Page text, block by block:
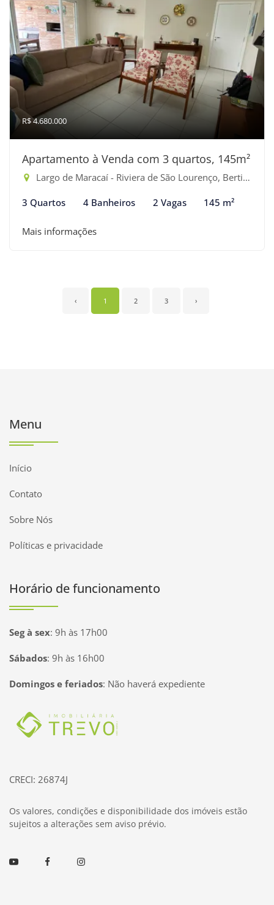
R$ 4.680.000
Apartamento à Venda com 3 quartos, 145m²
Largo de Maracaí - Riviera de São Lourenço, Bertioga-SP
3 Quartos 4 Banheiros 2 Vagas 145 m²
Mais informações
‹ 1 2 3 ›
Menu
Início
Contato
Sobre Nós
Políticas e privacidade
Horário de funcionamento
Seg à sex: 9h às 17h00
Sábados: 9h às 16h00
Domingos e feriados: Não haverá expediente
Página inicial
CRECI: 26874J
Os valores, condições e disponibilidade dos imóveis estão
sujeitos a alterações sem aviso prévio.
Youtube FacebookInstagram